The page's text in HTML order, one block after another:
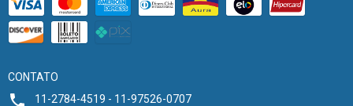
CONTATO
11-2784-4519 - 11-97526-0707